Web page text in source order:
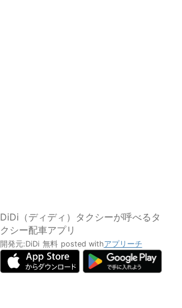
DiDi（ディディ）タクシーが呼べるタ
クシー配車アプリ
開発元:DiDi 無料 posted withアプリーチ